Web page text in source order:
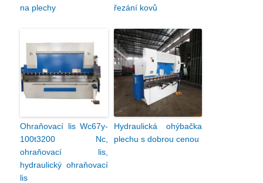
na plechy
řezání kovů
Ohraňovací lis Wc67y-
100t3200 Nc,
ohraňovací lis,
hydraulický ohraňovací
lis
Hydraulická ohýbačka
plechu s dobrou cenou